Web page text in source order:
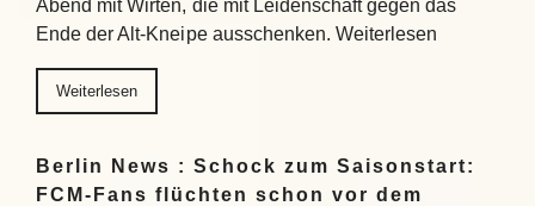
Abend mit Wirten, die mit Leidenschaft gegen das
Ende der Alt-Kneipe ausschenken. Weiterlesen
Weiterlesen
Berlin News : Schock zum Saisonstart:
FCM-Fans flüchten schon vor dem